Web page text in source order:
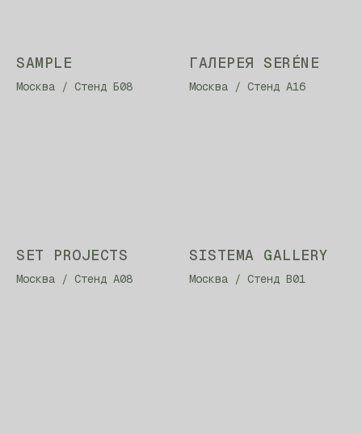
SAMPLE
Москва / Стенд Б08
ГАЛЕРЕЯ SERÉNE
Москва / Стенд А16
SET PROJECTS
Москва / Стенд А08
SISTEMA GALLERY
Москва / Стенд В01